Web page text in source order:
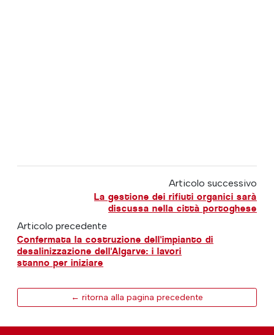
Articolo successivo
La gestione dei rifiuti organici sarà
discussa nella città portoghese
Articolo precedente
Confermata la costruzione dell'impianto di
desalinizzazione dell'Algarve: i lavori
stanno per iniziare
← ritorna alla pagina precedente